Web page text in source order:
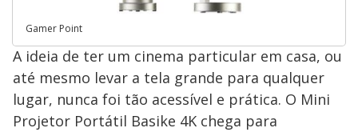
Gamer Point
A ideia de ter um cinema particular em casa, ou
até mesmo levar a tela grande para qualquer
lugar, nunca foi tão acessível e prática. O Mini
Projetor Portátil Basike 4K chega para